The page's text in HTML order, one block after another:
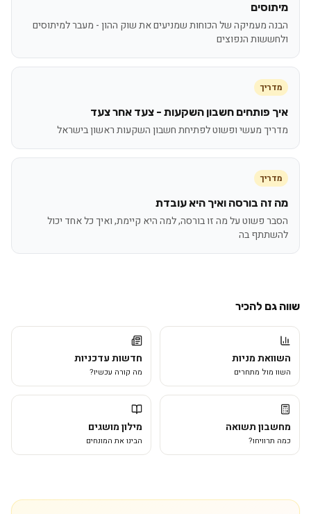
מיתוסים
הבנה מעמיקה של הכוחות שמניעים את שוק ההון - מעבר למיתוסים
ולחששות הנפוצים
מדריך
איך פותחים חשבון השקעות - צעד אחר צעד
מדריך מעשי ופשוט לפתיחת חשבון השקעות ראשון בישראל
מדריך
מה זה בורסה ואיך היא עובדת
הסבר פשוט על מה זו בורסה, למה היא קיימת, ואיך כל אחד יכול
להשתתף בה
שווה גם להכיר
השוואת מניות
השוו מול מתחרים
חדשות עדכניות
מה קורה עכשיו?
מחשבון תשואה
כמה תרוויחו?
מילון מושגים
הבינו את המונחים